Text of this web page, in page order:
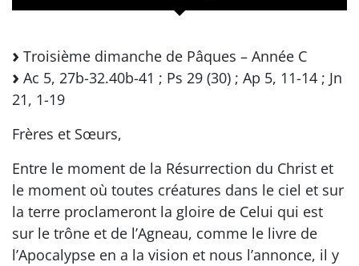
Troisième dimanche de Pâques – Année C
Ac 5, 27b-32.40b-41 ; Ps 29 (30) ; Ap 5, 11-14 ; Jn
21, 1-19
Frères et Sœurs,
Entre le moment de la Résurrection du Christ et
le moment où toutes créatures dans le ciel et sur
la terre proclameront la gloire de Celui qui est
sur le trône et de l’Agneau, comme le livre de
l’Apocalypse en a la vision et nous l’annonce, il y